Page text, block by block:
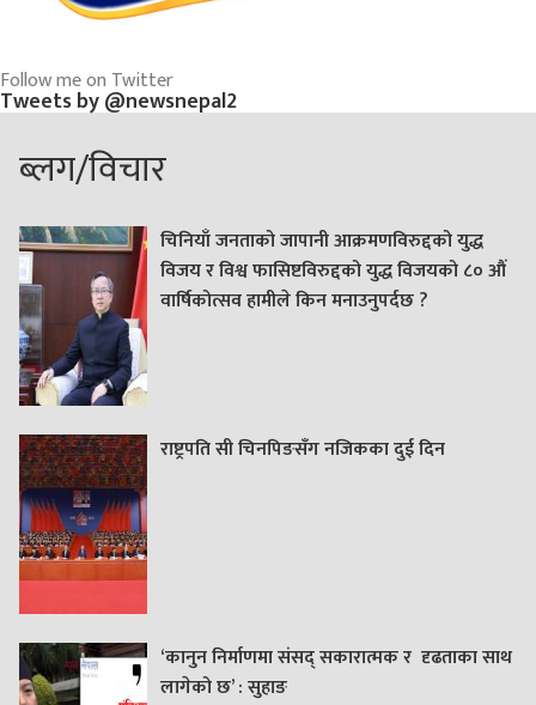
Follow me on Twitter
Tweets by @newsnepal2
ब्लग/विचार
चिनियाँ जनताको जापानी आक्रमणविरुद्दको युद्ध
विजय र विश्व फासिष्टविरुद्दको युद्ध विजयको ८० औं
वार्षिकोत्सव हामीले किन मनाउनुपर्दछ ?
राष्ट्रपति सी चिनपिङसँग नजिकका दुई दिन
‘कानुन निर्माणमा संसद् सकारात्मक र दृढताका साथ
लागेको छ’ : सुहाङ